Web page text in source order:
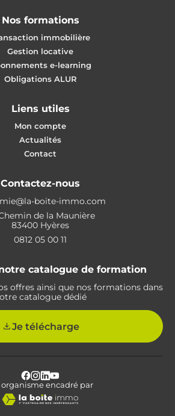
Nos formations
immobilière
Gestion locative
e-learning
Obligations ALUR
Liens utiles
Mon compte
Actualités
Contact
Contactez-nous
boite-immo.com
de la Maunière
83400 Hyères
0812 05 00 11
catalogue de formation
offres ainsi que nos formations dans
catalogue dédié
Je télécharge
Facebook
Profile
Instagram
Profile
LinkedIn
Profile
Profile
organisme encadré par